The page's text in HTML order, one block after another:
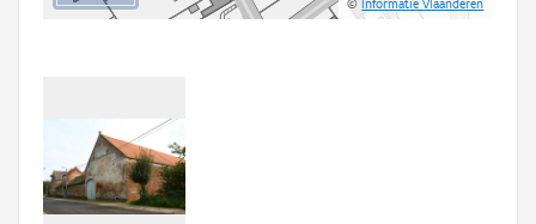
©Informatie Vlaanderen